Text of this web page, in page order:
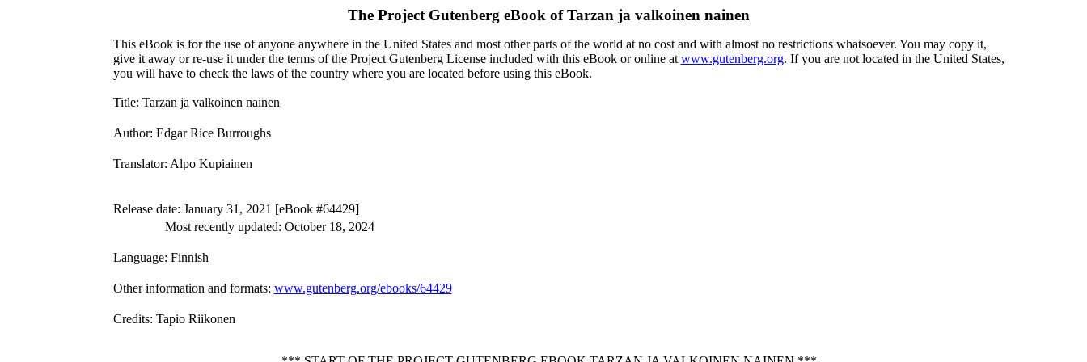
The Project Gutenberg eBook ofTarzan ja valkoinen nainen
This eBook is for the use of anyone anywhere in the United States and most other parts of the world at no cost and with almost no restrictions whatsoever. You may copy it,
give it away or re-use it under the terms of the Project Gutenberg License included with this eBook or online at www.gutenberg.org. If you are not located in the United States,
you will have to check the laws of the country where you are located before using this eBook.
Title: Tarzan ja valkoinen nainen
Author: Edgar Rice Burroughs
Translator: Alpo Kupiainen
Release date: January 31, 2021 [eBook #64429]
Most recently updated: October 18, 2024
Language: Finnish
Other information and formats: www.gutenberg.org/ebooks/64429
Credits: Tapio Riikonen